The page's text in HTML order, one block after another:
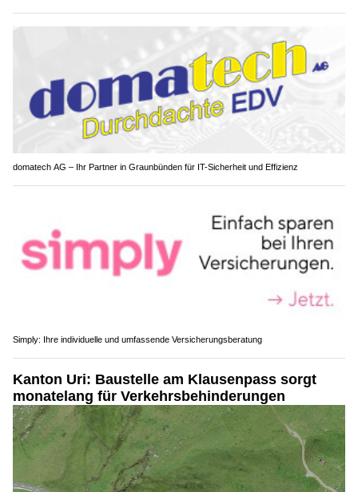
domatech AG – Ihr Partner in Graunbünden für IT-Sicherheit und Effizienz
Simply: Ihre individuelle und umfassende Versicherungsberatung
Kanton Uri: Baustelle am Klausenpass sorgt
monatelang für Verkehrsbehinderungen